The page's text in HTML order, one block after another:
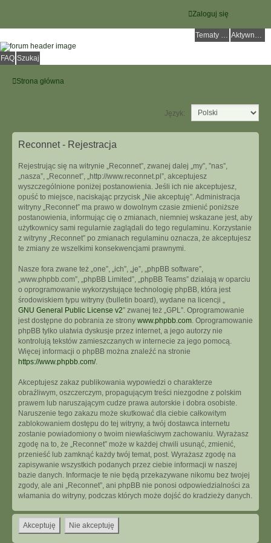
Zaloguj się
Tematy bez odpowiedzi Aktywne tematy
FAQ Szukaj
Strona główna
Język:
Reconnet - Rejestracja
Rejestrując się na witrynie „Reconnet”, zwanej dalej „my”, ”nas”,
„nasza”, „Reconnet”, „http://www.reconnet.pl”, akceptujesz
wyszczególnione poniżej postanowienia. Jeśli ich nie akceptujesz,
opuść to miejsce, naciskając przycisk „Nie akceptuję”. Administracja
witryny „Reconnet” ma prawo w dowolnym czasie zmienić poniższe
postanowienia, informując cię o zmianach, niemniej wskazane jest, aby
użytkownicy sami regularnie zaglądali do tego regulaminu. Korzystanie
z witryny „Reconnet” po zmianach regulaminu oznacza, że akceptujesz
te zmiany ze wszelkimi konsekwencjami prawnymi.
Nasze fora zwane też „one”, „ich”, „je”, „phpBB software”,
„www.phpbb.com”, „phpBB Limited”, „phpBB Teams” działają w oparciu
o oprogramowanie wykorzystujące technologię phpBB, która jest
środowiskiem typu witryny (bulletin board), wydane na licencji „
GNU General Public License v2” zwanej też „GPL”. Oprogramowanie
jest dostępne do pobrania ze strony www.phpbb.com. Oprogramowanie
phpBB tylko ułatwia dyskusje przez internet, a jego autorzy nie
kontrolują tekstów zamieszczanych w internecie za jego pomocą.
Więcej informacji o phpBB można znaleźć na stronie
https://www.phpbb.com/.
Akceptujesz zakaz publikowania wypowiedzi o charakterze
obraźliwym, oszczerczym, propagującym treści niezgodne z polskim
prawem lub naruszającym cudze prawa autorskie i dobra osobiste.
Naruszenie tego zakazu może skutkować dla ciebie całkowitym
zablokowaniem dostępu do tej witryny, a twój dostawca internetu
zostanie powiadomiony o twoim niewłaściwym zachowaniu. Wyrażasz
zgodę na to, że „Reconnet” może w każdej chwili usunąć, zmienić,
przenieść lub zamknąć każdy twój temat, post. Wyrażasz zgodę na
zapisywanie wszystkich podanych przez ciebie informacji w naszej
bazie danych. Informacje te nie będą przekazywane nikomu bez twojej
zgody, ale ani „Reconnet”, ani phpBB nie ponosi odpowiedzialności za
włamania do witryny, podczas których może dojść do kradzieży danych.